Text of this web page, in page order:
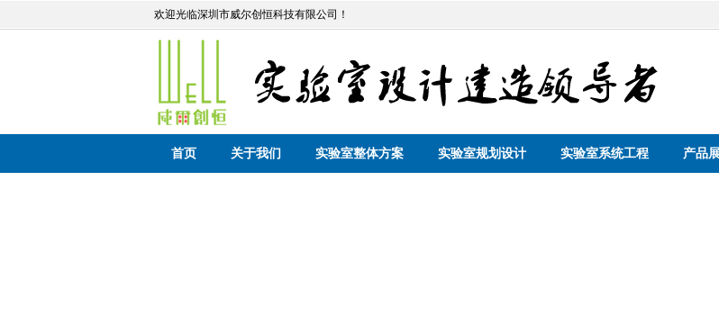
欢迎光临深圳市威尔创恒科技有限公司！
首页 关于我们 实验室整体方案 实验室规划设计 实验室系统工程 产品